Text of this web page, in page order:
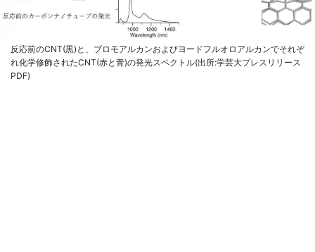
反応前のCNT(黒)と、ブロモアルカンおよびヨードフルオロアルカンでそれぞ
れ化学修飾されたCNT(赤と青)の発光スペクトル(出所:学芸大プレスリリース
PDF)